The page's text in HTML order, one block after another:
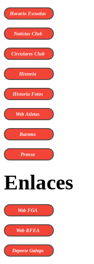
Horario Escuelas
Noticias Club
Circulares Club
Historia
Historia Fotos
Web Atletas
Baremo
Prensa
Enlaces
Web FGA
Web RFEA
Deporte Galego